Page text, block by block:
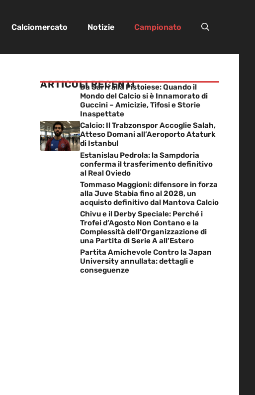
Calciomercato Notizie Campionato
ARTICOLI RECENTI
Da Sarri alla Pistoiese: Quando il
Mondo del Calcio si è Innamorato di
Guccini – Amicizie, Tifosi e Storie
Inaspettate
Calcio: Il Trabzonspor Accoglie Salah,
Atteso Domani all’Aeroporto Ataturk
di Istanbul
Estanislau Pedrola: la Sampdoria
conferma il trasferimento definitivo
al Real Oviedo
Tommaso Maggioni: difensore in forza
alla Juve Stabia fino al 2028, un
acquisto definitivo dal Mantova Calcio
Chivu e il Derby Speciale: Perché i
Trofei d’Agosto Non Contano e la
Complessità dell’Organizzazione di
una Partita di Serie A all’Estero
Partita Amichevole Contro la Japan
University annullata: dettagli e
conseguenze